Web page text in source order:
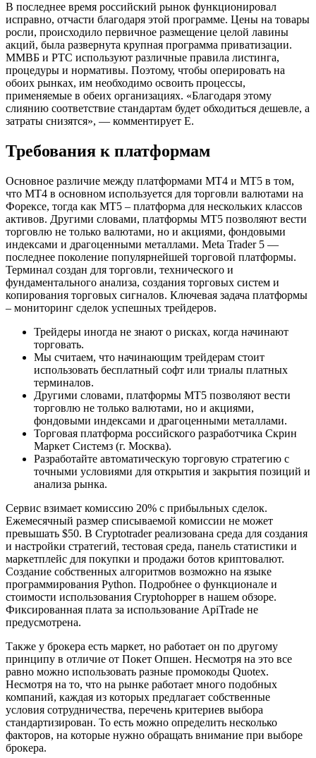
В последнее время российский рынок функционировал
исправно, отчасти благодаря этой программе. Цены на товары
росли, происходило первичное размещение целой лавины
акций, была развернута крупная программа приватизации.
ММВБ и РТС используют различные правила листинга,
процедуры и нормативы. Поэтому, чтобы оперировать на
обоих рынках, им необходимо освоить процессы,
применяемые в обеих организациях. «Благодаря этому
слиянию соответствие стандартам будет обходиться дешевле, а
затраты снизятся», — комментирует Е.
Требования к платформам
Основное различие между платформами MT4 и MT5 в том,
что MT4 в основном используется для торговли валютами на
Форексе, тогда как MT5 – платформа для нескольких классов
активов. Другими словами, платформы MT5 позволяют вести
торговлю не только валютами, но и акциями, фондовыми
индексами и драгоценными металлами. Meta Trader 5 —
последнее поколение популярнейшей торговой платформы.
Терминал создан для торговли, технического и
фундаментального анализа, создания торговых систем и
копирования торговых сигналов. Ключевая задача платформы
– мониторинг сделок успешных трейдеров.
Трейдеры иногда не знают о рисках, когда начинают
торговать.
Мы считаем, что начинающим трейдерам стоит
использовать бесплатный софт или триалы платных
терминалов.
Другими словами, платформы MT5 позволяют вести
торговлю не только валютами, но и акциями,
фондовыми индексами и драгоценными металлами.
Торговая платформа российского разработчика Скрин
Маркет Системз (г. Москва).
Разработайте автоматическую торговую стратегию с
точными условиями для открытия и закрытия позиций и
анализа рынка.
Сервис взимает комиссию 20% с прибыльных сделок.
Ежемесячный размер списываемой комиссии не может
превышать $50. В Cryptotrader реализована среда для создания
и настройки стратегий, тестовая среда, панель статистики и
маркетплейс для покупки и продажи ботов криптовалют.
Создание собственных алгоритмов возможно на языке
программирования Python. Подробнее о функционале и
стоимости использования Cryptohopper в нашем обзоре.
Фиксированная плата за использование ApiTrade не
предусмотрена.
Также у брокера есть маркет, но работает он по другому
принципу в отличие от Покет Опшен. Несмотря на это все
равно можно использовать разные промокоды Quotex.
Несмотря на то, что на рынке работает много подобных
компаний, каждая из которых предлагает собственные
условия сотрудничества, перечень критериев выбора
стандартизирован. То есть можно определить несколько
факторов, на которые нужно обращать внимание при выборе
брокера.